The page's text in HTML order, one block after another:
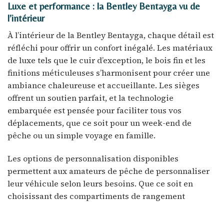
Luxe et performance : la Bentley Bentayga vu de
l’intérieur
À l’intérieur de la Bentley Bentayga, chaque détail est
réfléchi pour offrir un confort inégalé. Les matériaux
de luxe tels que le cuir d’exception, le bois fin et les
finitions méticuleuses s’harmonisent pour créer une
ambiance chaleureuse et accueillante. Les sièges
offrent un soutien parfait, et la technologie
embarquée est pensée pour faciliter tous vos
déplacements, que ce soit pour un week-end de
pêche ou un simple voyage en famille.
Les options de personnalisation disponibles
permettent aux amateurs de pêche de personnaliser
leur véhicule selon leurs besoins. Que ce soit en
choisissant des compartiments de rangement